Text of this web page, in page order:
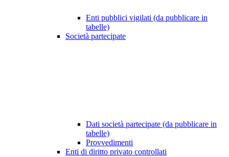
Enti pubblici vigilati (da pubblicare in
tabelle)
Società partecipate
Dati società partecipate (da pubblicare in
tabelle)
Provvedimenti
Enti di diritto privato controllati